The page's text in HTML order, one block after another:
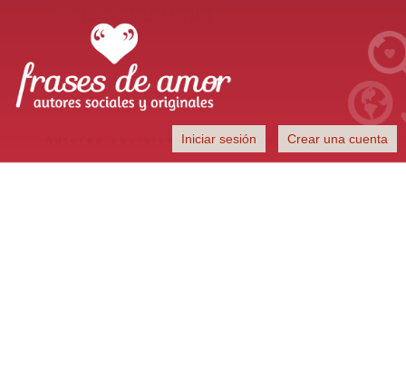
Autores sociales y originales
Iniciar sesión Crear una cuenta